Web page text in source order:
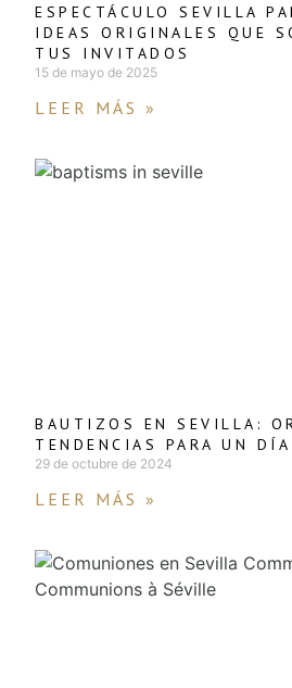
ESPECTÁCULO SEVILLA
IDEAS ORIGINALES QUE
TUS INVITADOS
15 de mayo de 2025
LEER MÁS »
BAUTIZOS EN SEVILLA:
TENDENCIAS PARA UN
29 de octubre de 2024
LEER MÁS »